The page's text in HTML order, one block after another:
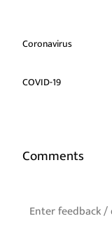
Coronavirus
COVID-19
Comments